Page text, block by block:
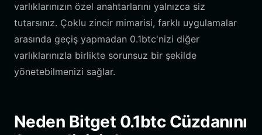
varlıklarınızın özel anahtarlarını yalnızca siz
tutarsınız. Çoklu zincir mimarisi, farklı uygulamalar
arasında geçiş yapmadan 0.1btc'nizi diğer
varlıklarınızla birlikte sorunsuz bir şekilde
yönetebilmenizi sağlar.
Neden Bitget 0.1btc Cüzdanını